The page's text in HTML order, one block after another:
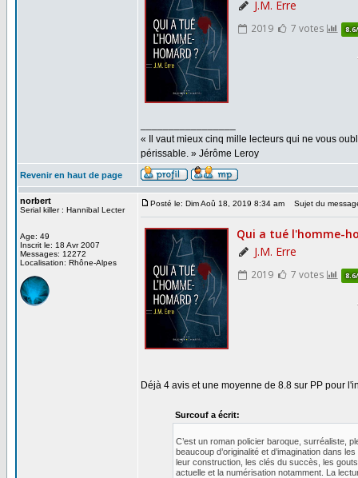
« Il vaut mieux cinq mille lecteurs qui ne vous
périssable. » Jérôme Leroy
Revenir en haut de page
norbert
Serial killer : Hannibal Lecter
Age: 49
Inscrit le: 18 Avr 2007
Messages: 12272
Localisation: Rhône-Alpes
Posté le: Dim Aoû 18, 2019 8:34 am Sujet du
Déjà 4 avis et une moyenne de 8.8 sur PP pour
Surcouf a écrit:
C’est un roman policier baroque, surréaliste,
beaucoup d’originalité et d’imagination dans
leur construction, les clés du succès, les
actuelle et la numérisation notamment. La